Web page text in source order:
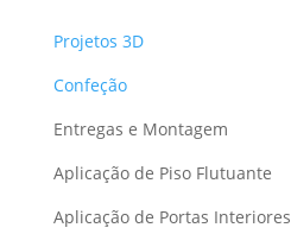
Projetos 3D
Confeção
Entregas e Montagem
Aplicação de Piso Flutuante
Aplicação de Portas Interiores